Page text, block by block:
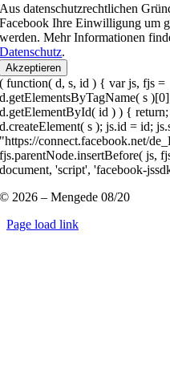
Aus datenschutzrechtlichen
Facebook Ihre Einwilligung um
werden. Mehr Informationen
Datenschutz.
Akzeptieren
( function( d, s, id ) { var js, fjs =
d.getElementsByTagName( s
d.getElementById( id ) ) {
d.createElement( s ); js.id = id;
"https://connect.facebook.net/
fjs.parentNode.insertBefore( js,
document, 'script', 'facebook-
© 2026 – Mengede 08/20
Page load link